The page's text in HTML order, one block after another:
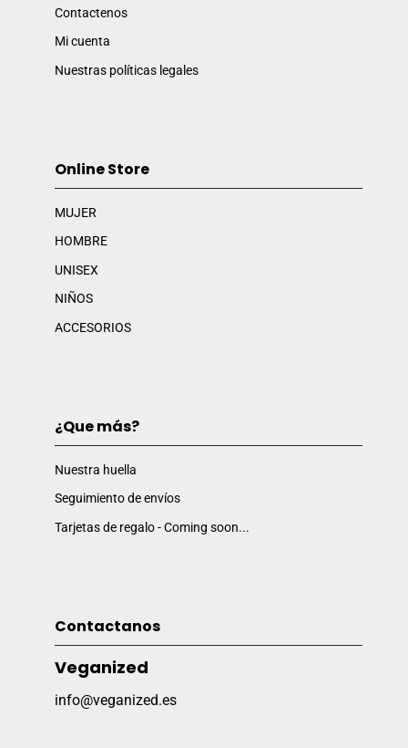
Contactenos
Mi cuenta
Nuestras políticas legales
Online Store
MUJER
HOMBRE
UNISEX
NIÑOS
ACCESORIOS
¿Que más?
Nuestra huella
Seguimiento de envíos
Tarjetas de regalo - Coming soon...
Contactanos
Veganized
info@veganized.es